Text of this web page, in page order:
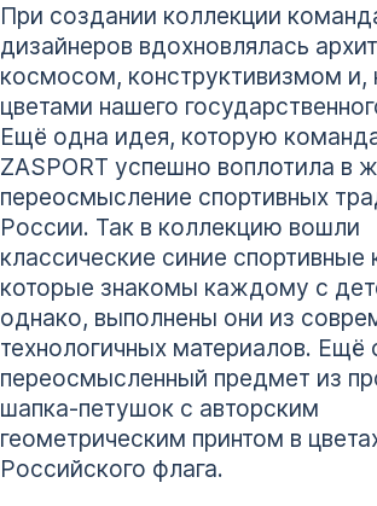
При создании коллекции
дизайнеров вдохновлялась
космосом, конструктивизмом и,
цветами нашего
Ещё одна идея, которую
ZASPORT успешно воплотила в
переосмысление спортивных
России. Так в коллекцию вошли
классические синие
которые знакомы каждому с
однако, выполнены они из
технологичных материалов. Ещё
переосмысленный предмет из
шапка-петушок с авторским
геометрическим принтом в
Российского флага.